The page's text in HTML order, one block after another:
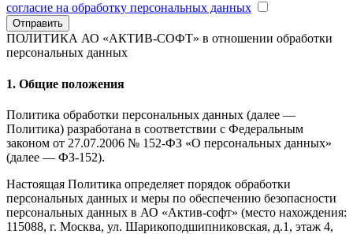
согласие на обработку персональных данных
Отправить
ПОЛИТИКА АО «АКТИВ-СОФТ» в отношении обработки
персональных данных
1. Общие положения
Политика обработки персональных данных (далее —
Политика) разработана в соответствии с Федеральным
законом от 27.07.2006 № 152-ФЗ «О персональных данных»
(далее — ФЗ-152).
Настоящая Политика определяет порядок обработки
персональных данных и меры по обеспечению безопасности
персональных данных в АО «Актив-софт» (место нахождения:
115088, г. Москва, ул. Шарикоподшипниковская, д.1, этаж 4,